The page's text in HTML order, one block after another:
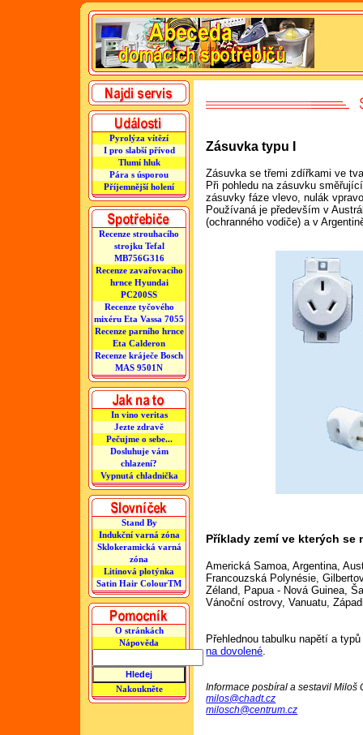
Pyrolýza vítězí
I pro slabší přívod
Tlumí hluk
Pára s úsporou
Příjemnější holení
Recenze strouhacího
strojku Tefal
MB756G316
Recenze zavařovacího
hrnce Hyundai
PC200SS
Recenze tyčového
mixéru Eta Vassa 7055
Recenze parního hrnce
Eta Calderon
Recenze kráječe Bosch
MAS 9501N
In vino veritas
Jezte zdravě
Pečujme o sebe...
Dosluhuje vám
chlazení?
Vypnutá chladnička
Stand By
Indukční varná zóna
Sklokeramická varná
zóna
Litinová plotýnka
Satin Hair ColourTM
O stránkách
Nápověda
Nakoukněte
Zásuvka typu I
Zásuvka se třemi zdířkami ve
Při pohledu na zásuvku
zásuvky fáze vlevo, nulák
Používaná je především v
(ochranného vodiče) a v
Příklady zemí ve kterých se
Americká Samoa, Argentina,
Francouzská Polynésie,
Zéland, Papua - Nová Guinea,
Vánoční ostrovy, Vanuatu,
Přehlednou tabulku napětí a
na dovolené.
Informace posbíral a sestavil Miloš
milos@chadt.cz
milosch@centrum.cz